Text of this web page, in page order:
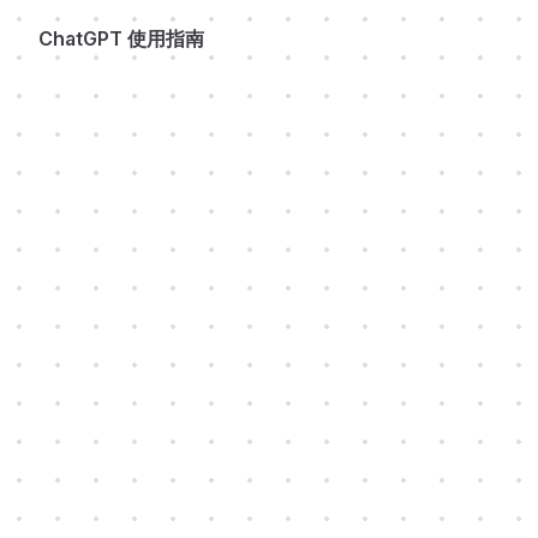
Skip to content
ChatGPT 使用指南